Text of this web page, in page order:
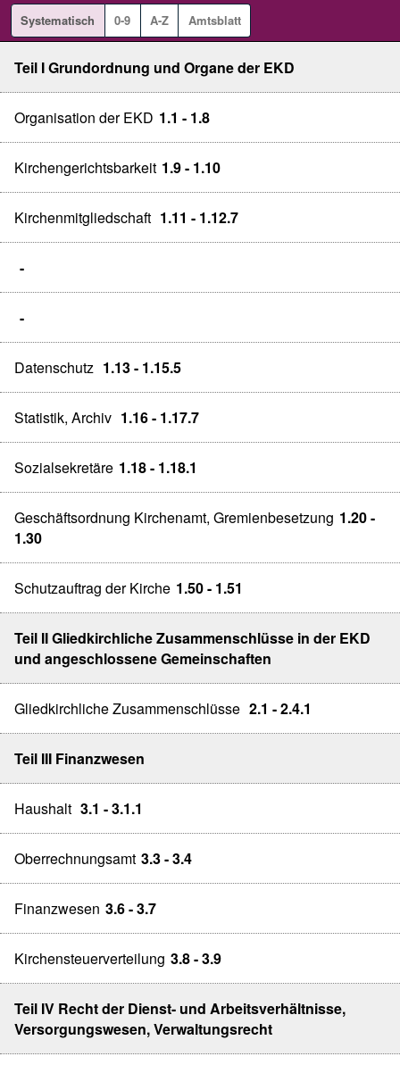
Systematisch 0-9 A-Z Amtsblatt
Teil I Grundordnung und Organe der EKD
Organisation der EKD 1.1 - 1.8
Kirchengerichtsbarkeit 1.9 - 1.10
Kirchenmitgliedschaft 1.11 - 1.12.7
-
-
Datenschutz 1.13 - 1.15.5
Statistik, Archiv 1.16 - 1.17.7
Sozialsekretäre 1.18 - 1.18.1
Geschäftsordnung Kirchenamt, Gremienbesetzung 1.20 -
1.30
Schutzauftrag der Kirche 1.50 - 1.51
Teil II Gliedkirchliche Zusammenschlüsse in der EKD
und angeschlossene Gemeinschaften
Gliedkirchliche Zusammenschlüsse 2.1 - 2.4.1
Teil III Finanzwesen
Haushalt 3.1 - 3.1.1
Oberrechnungsamt 3.3 - 3.4
Finanzwesen 3.6 - 3.7
Kirchensteuerverteilung 3.8 - 3.9
Teil IV Recht der Dienst- und Arbeitsverhältnisse,
Versorgungswesen, Verwaltungsrecht